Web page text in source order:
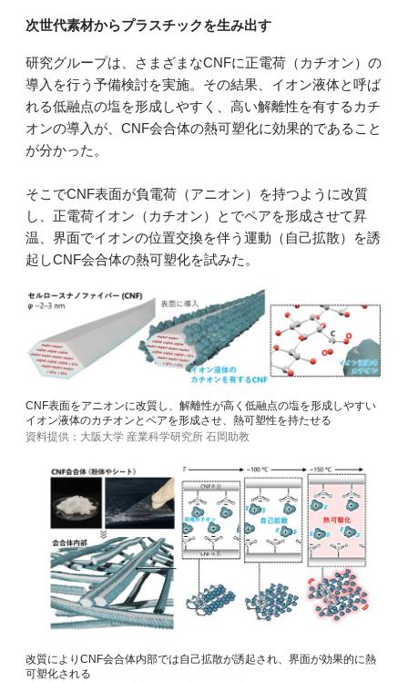
次世代素材からプラスチックを生み出す
研究グループは、さまざまなCNFに正電荷（カチオン）の
導入を行う予備検討を実施。その結果、イオン液体と呼ば
れる低融点の塩を形成しやすく、高い解離性を有するカチ
オンの導入が、CNF会合体の熱可塑化に効果的であること
が分かった。
そこでCNF表面が負電荷（アニオン）を持つように改質
し、正電荷イオン（カチオン）とでペアを形成させて昇
温、界面でイオンの位置交換を伴う運動（自己拡散）を誘
起しCNF会合体の熱可塑化を試みた。
CNF表面をアニオンに改質し、解離性が高く低融点の塩を形成しやすい
イオン液体のカチオンとペアを形成させ、熱可塑性を持たせる
資料提供：大阪大学 産業科学研究所 石岡助教
改質によりCNF会合体内部では自己拡散が誘起され、界面が効果的に熱
可塑化される